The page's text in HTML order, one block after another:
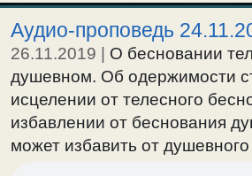
глухонемого.
Аудио-проповедь
26.11.2019
О бесновании
душевном. Об одержимости
исцелении от телесного
избавлении от беснования
может избавить от